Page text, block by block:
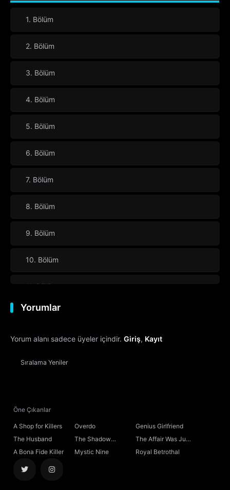
1. Bölüm
2. Bölüm
3. Bölüm
4. Bölüm
5. Bölüm
6. Bölüm
7. Bölüm
8. Bölüm
9. Bölüm
10. Bölüm
11. Bölüm
12. Bölüm
13. Bölüm
14. Bölüm
Yorumlar
Yorum alanı sadece üyeler içindir. Giriş, Kayıt
Sıralama Yeniler
Öne Çıkanlar
A Shop for Killers Overdo
Genius Girlfriend
The Husband
The Shadow
Sovereign
The Affair Was Just
the Beginning
A Bona Fide Killer Mystic Nine Royal Betrothal